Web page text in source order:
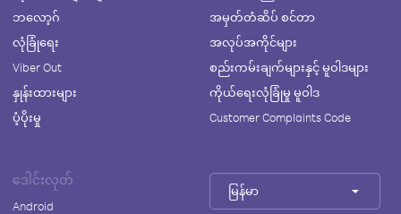
ဘလော့ဂ်
လုံခြုံရေး
Viber Out
နှုန်းထားများ
ပံ့ပိုးမှု
အမှတ်တံဆိပ် စင်တာ
အလုပ်အကိုင်များ
စည်းကမ်းချက်များနှင့် မူဝါဒများ
ကိုယ်ရေးလုံခြုံမှု မူဝါဒ
Customer Complaints Code
ဒေါင်းလုတ်
Android
မြန်မာ